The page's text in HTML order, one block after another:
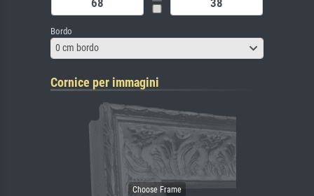
Bordo
0 cm bordo
Cornice per immagini